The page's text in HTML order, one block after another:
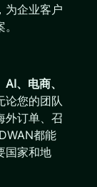
为企业客户
AI、电商、
论您的团队
外订单、召
都能
国家和地